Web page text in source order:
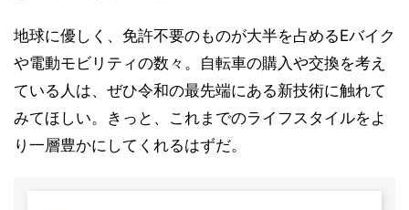
地球に優しく、免許不要のものが大半を占めるEバイク
や電動モビリティの数々。自転車の購入や交換を考え
ている人は、ぜひ令和の最先端にある新技術に触れて
みてほしい。きっと、これまでのライフスタイルをよ
り一層豊かにしてくれるはずだ。